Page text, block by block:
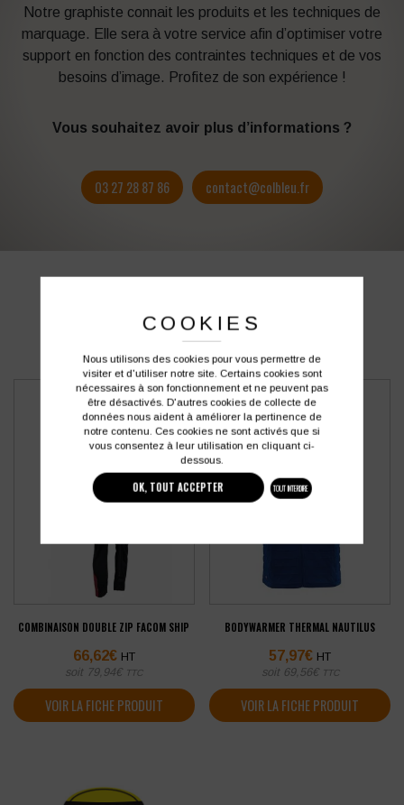
Notre graphiste connait les produits et les techniques de
marquage. Elle sera à votre service afin d’optimiser votre
support en fonction des contraintes techniques et de vos
besoins d’image. Profitez de son expérience !
Vous souhaitez avoir plus d’informations ?
03 27 28 87 86 contact@colbleu.fr
COMBINAISON DOUBLE ZIP FACOM SHIP
66,62€ HT
soit 79,94€ TTC
VOIR LA FICHE PRODUIT
BODYWARMER THERMAL NAUTILUS
57,97€ HT
soit 69,56€ TTC
VOIR LA FICHE PRODUIT
COOKIES
Nous utilisons des cookies pour vous permettre de
visiter et d'utiliser notre site. Certains cookies sont
nécessaires à son fonctionnement et ne peuvent pas
être désactivés. D'autres cookies de collecte de
données nous aident à améliorer la pertinence de
notre contenu. Ces cookies ne sont activés que si
vous consentez à leur utilisation en cliquant ci-
dessous.
OK, TOUT ACCEPTER TOUT INTERDIRE